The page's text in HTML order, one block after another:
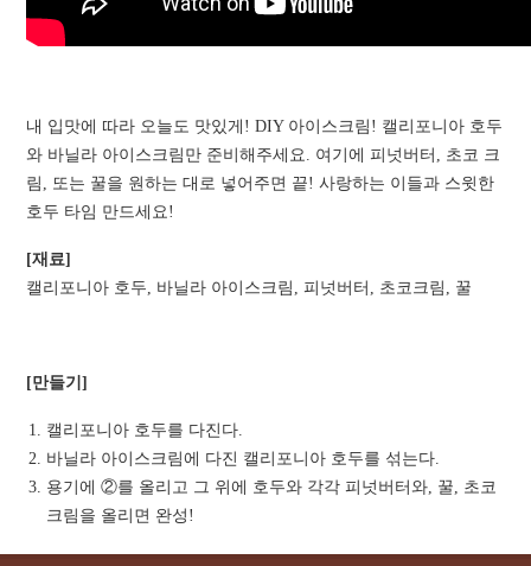
내 입맛에 따라 오늘도 맛있게! DIY 아이스크림! 캘리포니아 호두
와 바닐라 아이스크림만 준비해주세요. 여기에 피넛버터, 초코 크
림, 또는 꿀을 원하는 대로 넣어주면 끝! 사랑하는 이들과 스윗한
호두 타임 만드세요!
[재료]
캘리포니아 호두, 바닐라 아이스크림, 피넛버터, 초코크림, 꿀
[만들기]
캘리포니아 호두를 다진다.
바닐라 아이스크림에 다진 캘리포니아 호두를 섞는다.
용기에 ②를 올리고 그 위에 호두와 각각 피넛버터와, 꿀, 초코
크림을 올리면 완성!